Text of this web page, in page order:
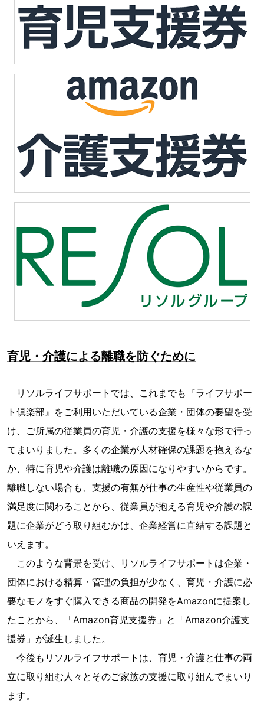
育児・介護による離職を防ぐために
リソルライフサポートでは、これまでも『ライフサポー
ト倶楽部』をご利用いただいている企業・団体の要望を受
け、ご所属の従業員の育児・介護の支援を様々な形で行っ
てまいりました。多くの企業が人材確保の課題を抱えるな
か、特に育児や介護は離職の原因になりやすいからです。
離職しない場合も、支援の有無が仕事の生産性や従業員の
満足度に関わることから、従業員が抱える育児や介護の課
題に企業がどう取り組むかは、企業経営に直結する課題と
いえます。
このような背景を受け、リソルライフサポートは企業・
団体における精算・管理の負担が少なく、育児・介護に必
要なモノをすぐ購入できる商品の開発をAmazonに提案し
たことから、「Amazon育児支援券」と「Amazon介護支
援券」が誕生しました。
今後もリソルライフサポートは、育児・介護と仕事の両
立に取り組む人々とそのご家族の支援に取り組んでまいり
ます。